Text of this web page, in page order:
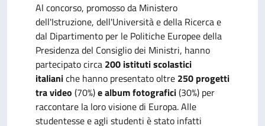
Al concorso, promosso da Ministero
dell'Istruzione, dell'Università e della Ricerca e
dal Dipartimento per le Politiche Europee della
Presidenza del Consiglio dei Ministri, hanno
partecipato circa 200 istituti scolastici
italianiche hanno presentato oltre 250 progetti
tra video (70%)e album fotografici(30%) per
raccontare la loro visione di Europa. Alle
studentesse e agli studenti è stato infatti